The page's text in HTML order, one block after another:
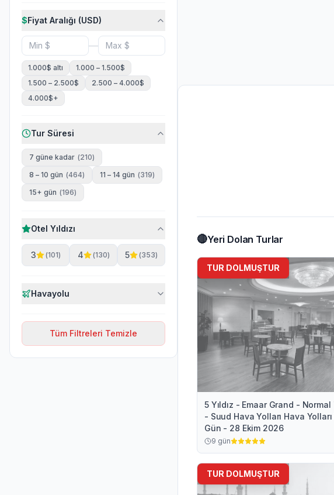
Uzman Turizm
Diyanet 8
RK Turizm 8
EFT Turizm
Davet Tur
Mirat Turizm
1
İkra Turizm
$Fiyat Aralığı (USD)
—
1.000$ altı
1.000 – 1.500$
1.500 – 2.500$
2.500 – 4.000$
4.000$+
Tur Süresi
7 güne kadar (210)
8 – 10 gün (464) 11 – 14 gün (319)
15+ gün (196)
Otel Yıldızı
3 (101) 4 (130) 5 (353)
Havayolu
Tüm Filtreleri Temizle
🔴Yeri Dolan Turlar
TUR DOLMUŞTUR
5 Yıldız - Emaar Grand -
- Suud Hava Yolları Hava
Gün - 28 Ekim 2026
9 gün
TUR DOLMUŞTUR